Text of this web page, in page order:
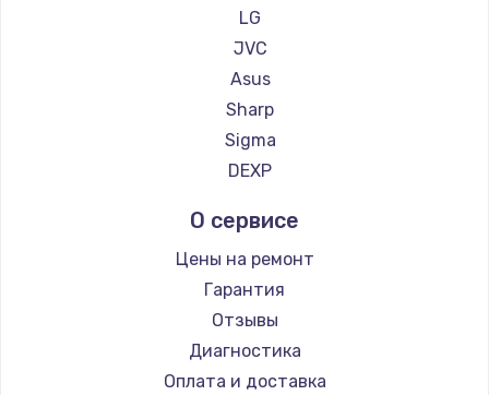
LG
JVC
Asus
Sharp
Sigma
DEXP
О сервисе
Цены на ремонт
Гарантия
Отзывы
Диагностика
Оплата и доставка